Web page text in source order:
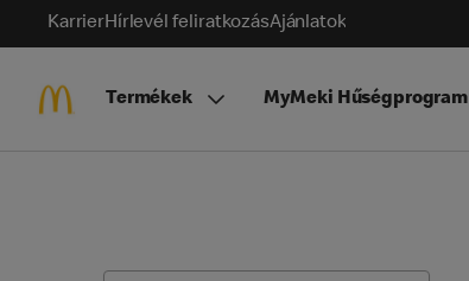
KarrierHírlevél feliratkozásAjánlatok
Termékek MyMeki Hűségprogram